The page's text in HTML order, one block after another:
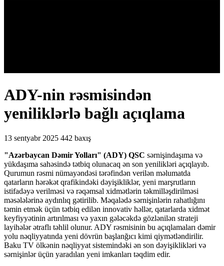
ADY-nin rəsmisindən
yeniliklərlə bağlı açıqlama
13 sentyabr 2025 442 baxış
"Azərbaycan Dəmir Yolları" (ADY) QSC sərnişindaşıma və
yükdaşıma sahəsində tətbiq olunacaq ən son yenilikləri açıqlayıb.
Qurumun rəsmi nümayəndəsi tərəfindən verilən məlumatda
qatarların hərəkət qrafikindəki dəyişikliklər, yeni marşrutların
istifadəyə verilməsi və rəqəmsal xidmətlərin təkmilləşdirilməsi
məsələlərinə aydınlıq gətirilib. Məqalədə sərnişinlərin rahatlığını
təmin etmək üçün tətbiq edilən innovativ həllər, qatarlarda xidmət
keyfiyyətinin artırılması və yaxın gələcəkdə gözlənilən strateji
layihələr ətraflı təhlil olunur. ADY rəsmisinin bu açıqlamaları dəmir
yolu nəqliyyatında yeni dövrün başlanğıcı kimi qiymətləndirilir.
Baku TV ölkənin nəqliyyat sistemindəki ən son dəyişiklikləri və
sərnişinlər üçün yaradılan yeni imkanları təqdim edir.